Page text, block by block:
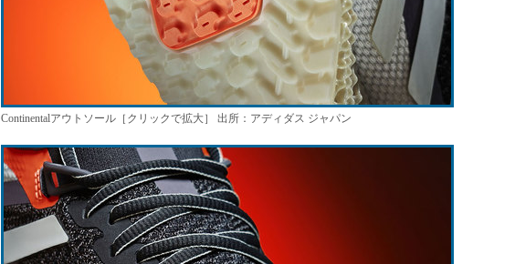
Continentalアウトソール［クリックで拡大］ 出所：アディダス ジャパン